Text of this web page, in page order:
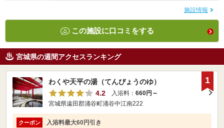
施設情報
この施設に口コミをする
宮城県の週間アクセスランキング
わくや天平の湯（てんぴょうのゆ）
4.2
入浴料： 660円～
宮城県遠田郡涌谷町涌谷中江南222
クーポン 入浴料最大60円引き
1